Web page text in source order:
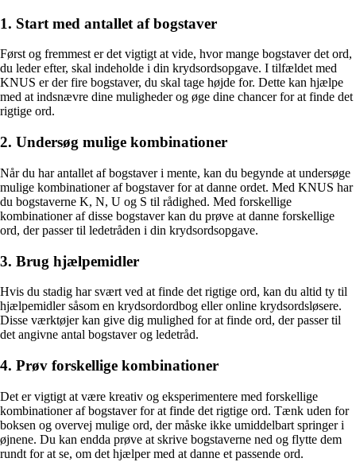
1. Start med antallet af bogstaver
Først og fremmest er det vigtigt at vide, hvor mange bogstaver det ord,
du leder efter, skal indeholde i din krydsordsopgave. I tilfældet med
KNUS er der fire bogstaver, du skal tage højde for. Dette kan hjælpe
med at indsnævre dine muligheder og øge dine chancer for at finde det
rigtige ord.
2. Undersøg mulige kombinationer
Når du har antallet af bogstaver i mente, kan du begynde at undersøge
mulige kombinationer af bogstaver for at danne ordet. Med KNUS har
du bogstaverne K, N, U og S til rådighed. Med forskellige
kombinationer af disse bogstaver kan du prøve at danne forskellige
ord, der passer til ledetråden i din krydsordsopgave.
3. Brug hjælpemidler
Hvis du stadig har svært ved at finde det rigtige ord, kan du altid ty til
hjælpemidler såsom en krydsordordbog eller online krydsordsløsere.
Disse værktøjer kan give dig mulighed for at finde ord, der passer til
det angivne antal bogstaver og ledetråd.
4. Prøv forskellige kombinationer
Det er vigtigt at være kreativ og eksperimentere med forskellige
kombinationer af bogstaver for at finde det rigtige ord. Tænk uden for
boksen og overvej mulige ord, der måske ikke umiddelbart springer i
øjnene. Du kan endda prøve at skrive bogstaverne ned og flytte dem
rundt for at se, om det hjælper med at danne et passende ord.